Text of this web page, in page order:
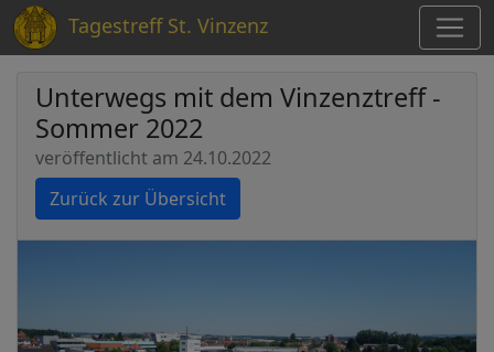
Tagestreff St. Vinzenz
Unterwegs mit dem Vinzenztreff -
Sommer 2022
veröffentlicht am 24.10.2022
Zurück zur Übersicht